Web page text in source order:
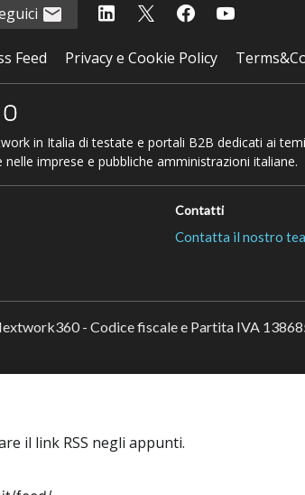
Feed Privacy e Cookie Policy
in Italia di testate e portali B2B dedicati ai
imprese e pubbliche amministrazioni italiane.
Contatti
Contatta il nostro
- Codice fiscale e Partita IVA
il link RSS negli appunti.